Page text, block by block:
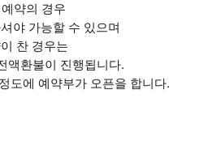
약의 경우
야 가능할 수 있으며
찬 경우는
액환불이 진행됩니다.
도에 예약부가 오픈을 합니다.